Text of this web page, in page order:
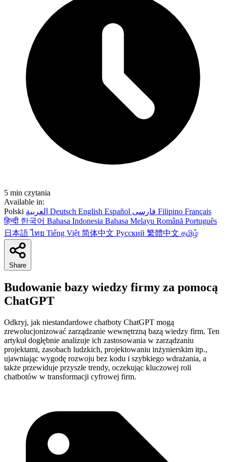
5 min czytania
Available in:
Polski
Deutsch English Español Filipino Français
हिन्दी 한국어 Bahasa Indonesia Bahasa Melayu Română Português
日本語ไทย Tiếng Việt 简体中文 Русский 繁體中文 தமிழ்
Share
Budowanie bazy wiedzy firmy za pomocą
ChatGPT
Odkryj, jak niestandardowe chatboty ChatGPT mogą
zrewolucjonizować zarządzanie wewnętrzną bazą wiedzy firm. Ten
artykuł dogłębnie analizuje ich zastosowania w zarządzaniu
projektami, zasobach ludzkich, projektowaniu inżynierskim itp.,
ujawniając wygodę rozwoju bez kodu i szybkiego wdrażania, a
także przewiduje przyszłe trendy, oczekując kluczowej roli
chatbotów w transformacji cyfrowej firm.